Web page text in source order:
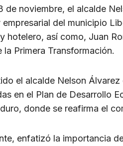
k
de noviembre, el alcalde
empresarial del municipio
hotelero, así como, Juan
la Primera Transformación.
el alcalde Nelson
en el Plan de Desarrollo
donde se reafirma el
enfatizó la importancia